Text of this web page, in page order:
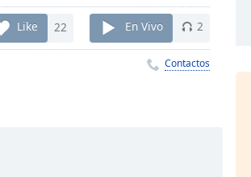
Like 22 En Vivo 2
Contactos